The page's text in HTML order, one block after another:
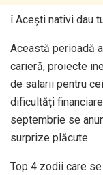
î Acești nativi dau
Această perioadă
carieră, proiecte
de salarii pentru
dificultăți
septembrie se
surprize plăcute.
Top 4 zodii care